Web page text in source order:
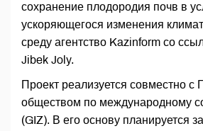
сохранение плодородия почв в
ускоряющегося изменения
среду агентство Kazinform со
Jibek Joly.
Проект реализуется совместно с
обществом по международному
(GIZ). В его основу планируется